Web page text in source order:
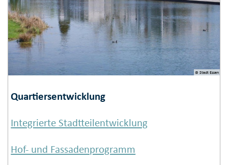
© Stadt Essen
Quartiersent­wicklung
Integrierte Stadtteil­entwicklung
Hof- und Fassa­den­programm